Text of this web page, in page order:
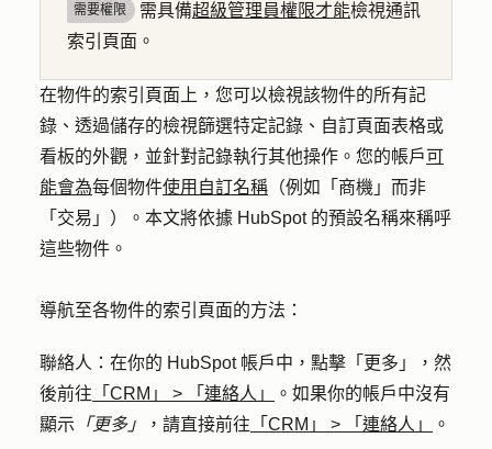
需要權限 需具備超級管理員權限才能檢視通訊
索引頁面。
在物件的索引頁面上，您可以檢視該物件的所有記
錄、透過儲存的檢視篩選特定記錄、自訂頁面表格或
看板的外觀，並針對記錄執行其他操作。您的帳戶可
能會為每個物件使用自訂名稱 （例如「商機」而非
「交易」）。本文將依據 HubSpot 的預設名稱來稱呼
這些物件。
導航至各物件的索引頁面的方法：
聯絡人 ：在你的 HubSpot 帳戶中，點擊 「更多」
，然
後前往 「CRM」 > 「連絡人」
。如果你的帳戶中沒有
顯示 「更多」 ，請直接前往 「CRM」 > 「連絡人」 。